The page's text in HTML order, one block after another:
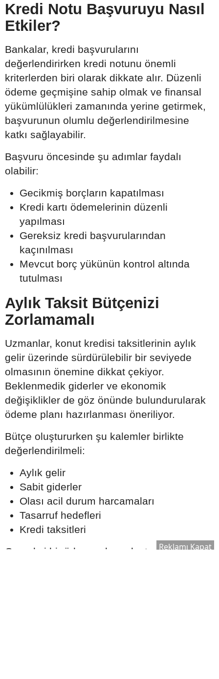
Kredi Notu Başvuruyu Nasıl
Etkiler?
Bankalar, kredi başvurularını
değerlendirirken kredi notunu önemli
kriterlerden biri olarak dikkate alır. Düzenli
ödeme geçmişine sahip olmak ve finansal
yükümlülükleri zamanında yerine getirmek,
başvurunun olumlu değerlendirilmesine
katkı sağlayabilir.
Başvuru öncesinde şu adımlar faydalı
olabilir:
Gecikmiş borçların kapatılması
Kredi kartı ödemelerinin düzenli
yapılması
Gereksiz kredi başvurularından
kaçınılması
Mevcut borç yükünün kontrol altında
tutulması
Aylık Taksit Bütçenizi
Zorlamamalı
Uzmanlar, konut kredisi taksitlerinin aylık
gelir üzerinde sürdürülebilir bir seviyede
olmasının önemine dikkat çekiyor.
Beklenmedik giderler ve ekonomik
değişiklikler de göz önünde bulundurularak
ödeme planı hazırlanması öneriliyor.
Bütçe oluştururken şu kalemler birlikte
değerlendirilmeli:
Aylık gelir
Sabit giderler
Olası acil durum harcamaları
Tasarruf hedefleri
Kredi taksitleri
Gerçekçi bir ödeme planı oluşturmak, uzun
Reklamı Kapat